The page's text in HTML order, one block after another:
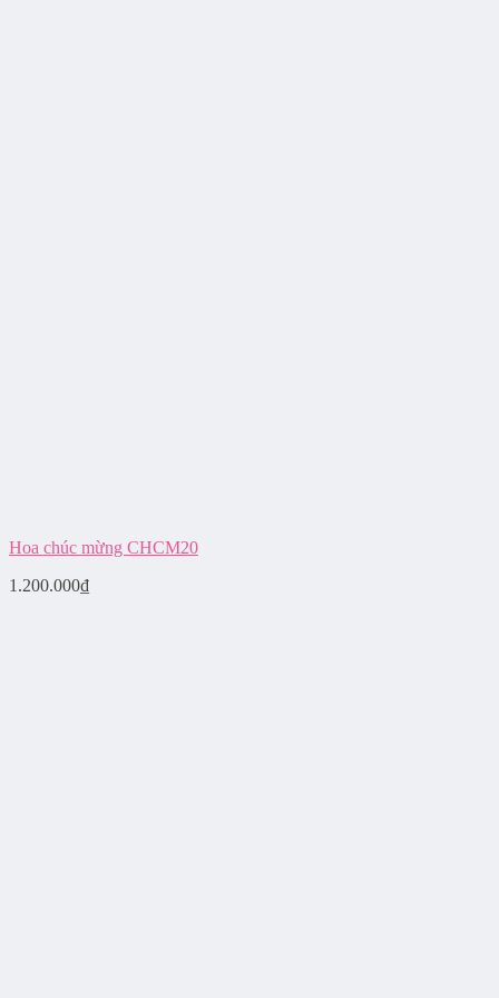
Hoa chúc mừng CHCM20
1.200.000₫